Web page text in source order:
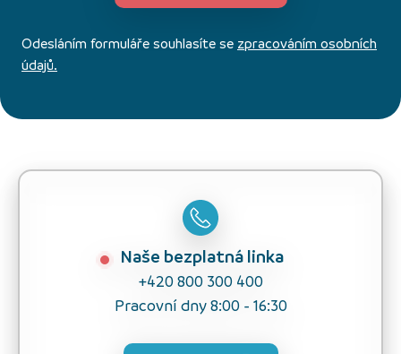
Odesláním formuláře souhlasíte se zpracováním osobních
údajů.
Naše bezplatná linka
+420 800 300 400
Pracovní dny 8:00 - 16:30